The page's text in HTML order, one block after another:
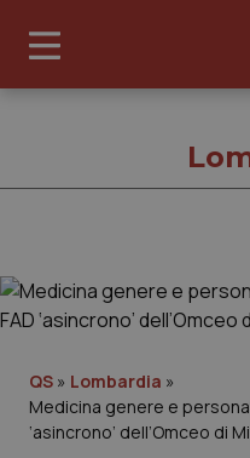
Governo e
QS » Lombardia »
Medicina genere e
‘asincrono’ dell’Omceo di